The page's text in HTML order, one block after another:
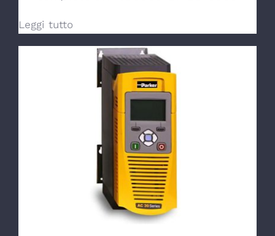
Leggi tutto
DETTAGLI